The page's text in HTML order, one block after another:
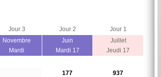
Jour 3 Jour 2
Jour 1
Novembre
Mardi
Juin
Mardi 17
Juillet
Jeudi 17
177
937